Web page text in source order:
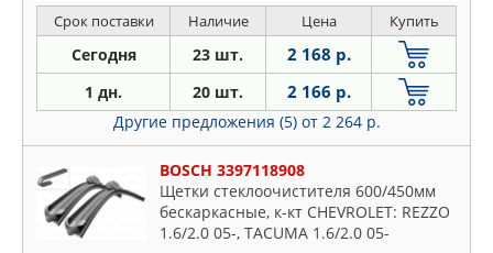
16V T.SPARK /2.0 J
Срок поставки Наличие Цена Купить
Сегодня 23 шт. 2 168 р.
1 дн. 20 шт. 2 166 р.
Другие предложения (5) от 2 264 р.
BOSCH 3397118908
Щетки стеклоочистителя 600/450мм
бескаркасные, к-кт CHEVROLET: REZZO
1.6/2.0 05-, TACUMA 1.6/2.0 05-